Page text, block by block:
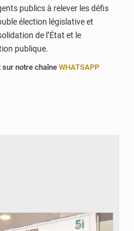
publics à relever les défis
élection législative et
de l’État et le
publique.
sur notre chaîne WHATSAPP